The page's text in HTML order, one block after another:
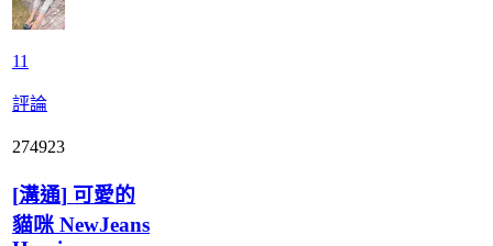
11
評論
274923
[溝通] 可愛的
貓咪 NewJeans